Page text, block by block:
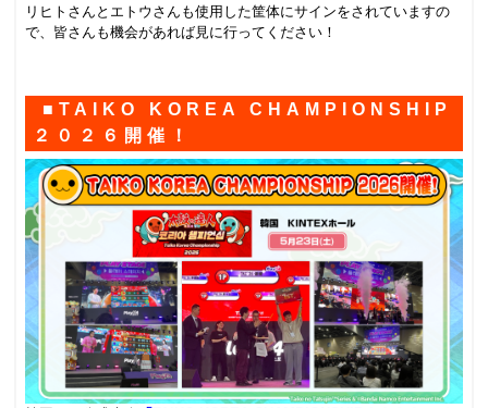
リヒトさんとエトウさんも使用した筐体にサインをされていますの
で、皆さんも機会があれば見に行ってください！
■TAIKO KOREA CHAMPIONSHIP
２０２６開催！